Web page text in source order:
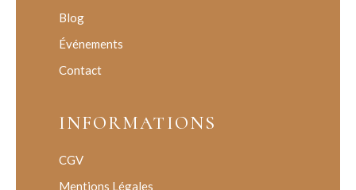
Blog
Événements
Contact
INFORMATIONS
CGV
Mentions Légales